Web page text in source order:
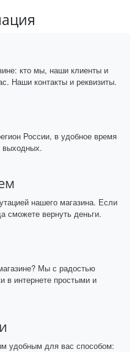
кто мы, наши клиенты и
Наши контакты и реквизиты.
России, в удобное время
выходных.
нашего магазина. Если
сможете вернуть деньги.
Мы с радостью
в интернете простыми и
удобным для вас способом: